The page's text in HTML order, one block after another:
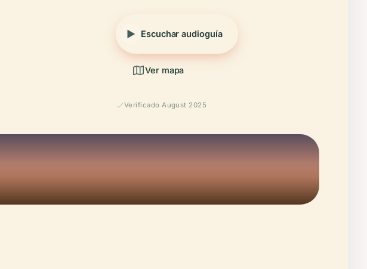
Escuchar audioguía
Ver mapa
Verificado August 2025